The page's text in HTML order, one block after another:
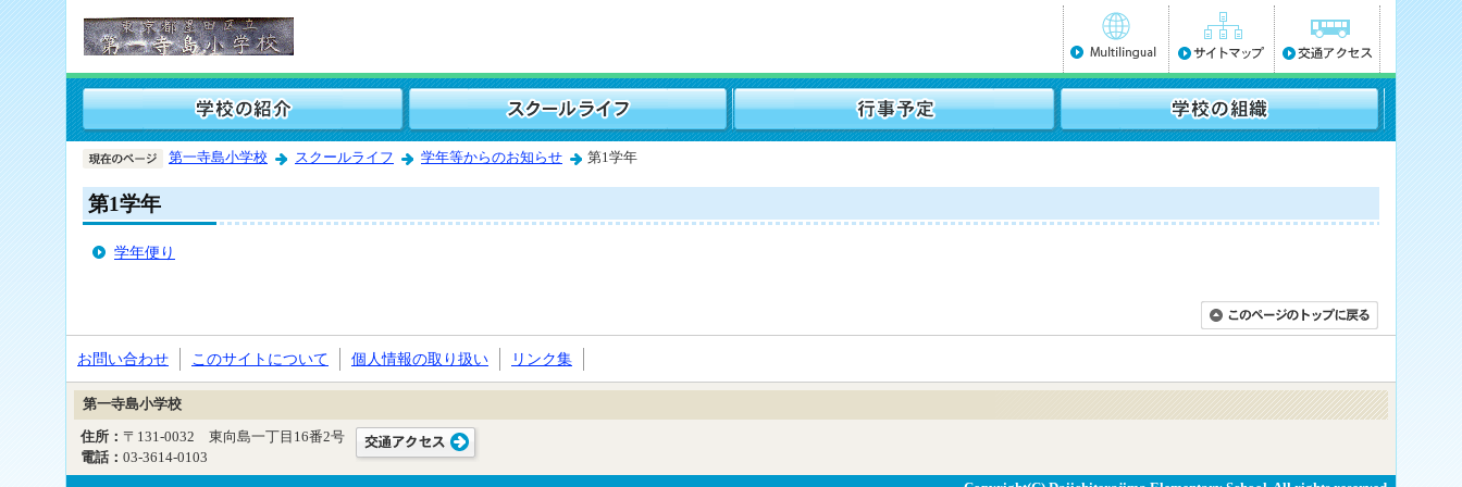
第一寺島小学校 スクールライフ 学年等からのお知らせ 第1学年
第1学年
学年便り
お問い合わせ このサイトについて 個人情報の取り扱い リンク集
第一寺島小学校
住所： 〒131-0032 東向島一丁目16番2号
電話： 03-3614-0103